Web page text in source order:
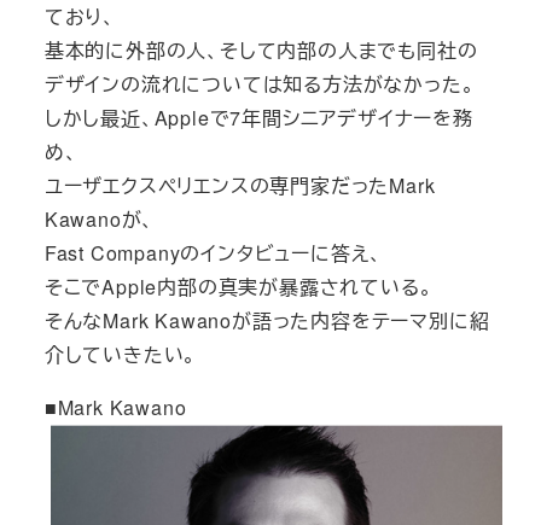
ており、
基本的に外部の人、そして内部の人までも同社の
デザインの流れについては知る方法がなかった。
しかし最近、Appleで7年間シニアデザイナーを務
め、
ユーザエクスペリエンスの専門家だったMark
Kawanoが、
Fast Companyのインタビューに答え、
そこでApple内部の真実が暴露されている。
そんなMark Kawanoが語った内容をテーマ別に紹
介していきたい。
■Mark Kawano